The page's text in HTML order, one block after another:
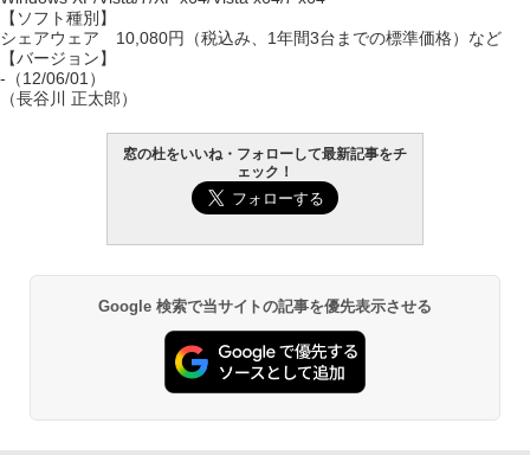
【ソフト種別】
シェアウェア 10,080円（税込み、1年間3台までの標準価格）など
【バージョン】
-（12/06/01）
（長谷川 正太郎）
窓の杜をいいね・フォローして最新記事をチ
ェック！
Google 検索で当サイトの記事を優先表示させる